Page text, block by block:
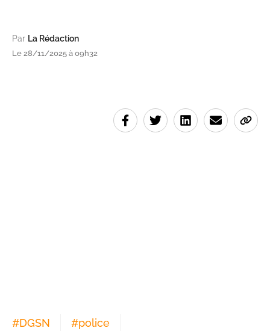
Par La Rédaction
Le 28/11/2025 à 09h32
#DGSN #police